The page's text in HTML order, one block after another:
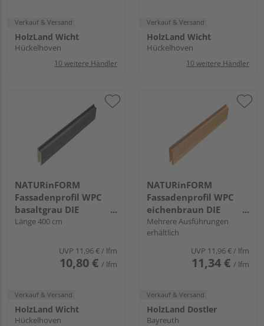
Verkauf & Versand
HolzLand Wicht
Hückelhoven
10 weitere Händler
Verkauf & Versand
HolzLand Wicht
Hückelhoven
10 weitere Händler
NATURinFORM
Fassadenprofil WPC
basaltgrau DIE
GESTALTENDE
Länge 400 cm
UVP 11,96 €/ lfm
10,80 € / lfm
Verkauf & Versand
HolzLand Wicht
Hückelhoven
NATURinFORM
Fassadenprofil WPC
eichenbraun DIE
GESTALTENDE
EXKLUSIV - 70x17mm
Mehrere Ausführungen
erhältlich
UVP 11,96 €/ lfm
11,34 € / lfm
Verkauf & Versand
HolzLand Dostler
Bayreuth